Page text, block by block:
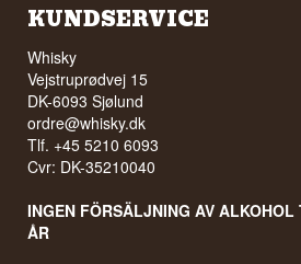
KUNDSERVICE
Whisky
Vejstruprødvej 15
DK-6093 Sjølund
ordre@whisky.dk
Tlf. +45 5210 6093
Cvr: DK-35210040
INGEN FÖRSÄLJNING AV
ÅR